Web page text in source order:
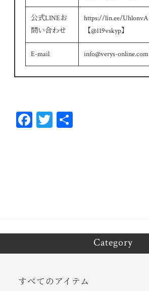
公式LINEお
問い合わせ
https://lin.ee/UhlonvA
【@119vskyp】
E-mail info@verys-online.com
Fa T
Category
すべてのアイテム